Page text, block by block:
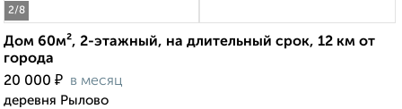
2/8
Дом 60м², 2-этажный, на длительный срок, 12 км от
города
20 000 ₽ в месяц
деревня Рылово